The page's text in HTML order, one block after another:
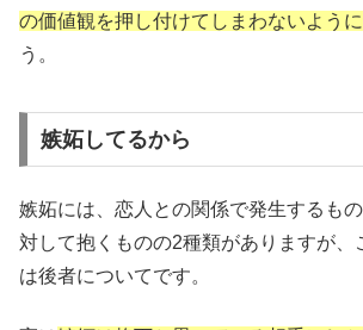
の価値観を押し付けてしまわないように
う。
嫉妬してるから
嫉妬には、恋人との関係で発生するも
対して抱くものの2種類がありますが、
は後者についてです。